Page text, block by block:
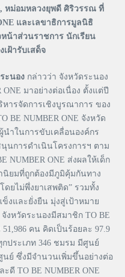
หม่อมหลวงยุพดี ศิริวรรณ ที่
และเลขาธิการมูลนิธิ
หน้าส่วนราชการ นักเรียน
ฝ้ารับเสด็จ
ะนอง กล่าวว่า จังหวัดระนอง
ONE มาอย่างต่อเนื่อง ตั้งแต่ปี
ารจัดการเชิงบูรณาการ ของ
BE NUMBER ONE จังหวัด
นำในการขับเคลื่อนองค์กร
นการดำเนินโครงการฯ ตาม
NUMBER ONE ส่งผลให้เด็ก
นิยมที่ถูกต้องมีภูมิคุ้มกันทาง
ดยไม่พึ่งยาเสพติด” รวมทั้ง
งและยั่งยืน มุ่งสู่เป้าหมาย
งหวัดระนองมีสมาชิก TO BE
คน คิดเป็นร้อยละ 97.9
กประเภท 346 ชมรม มีศูนย์
ศูนย์ ซึ่งมีจำนวนเพิ่มขึ้นอย่างต่อ
ดี TO BE NUMBER ONE